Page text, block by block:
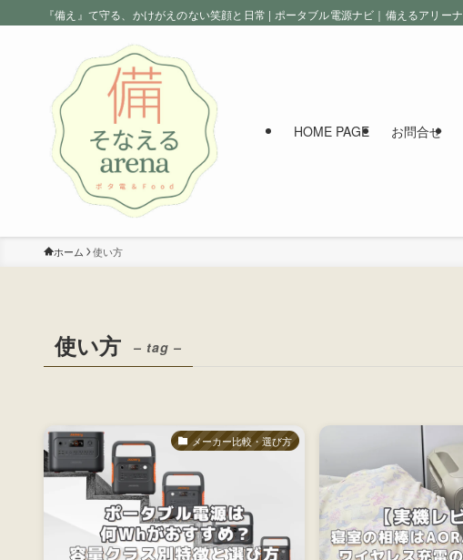
『備え』て守る、かけがえのない笑顔と日常 | ポータブル電源ナビ｜備えるアリーナ
HOME PAGE お問合せ
ホーム 使い方
使い方 – tag –
メーカー比較・選び方